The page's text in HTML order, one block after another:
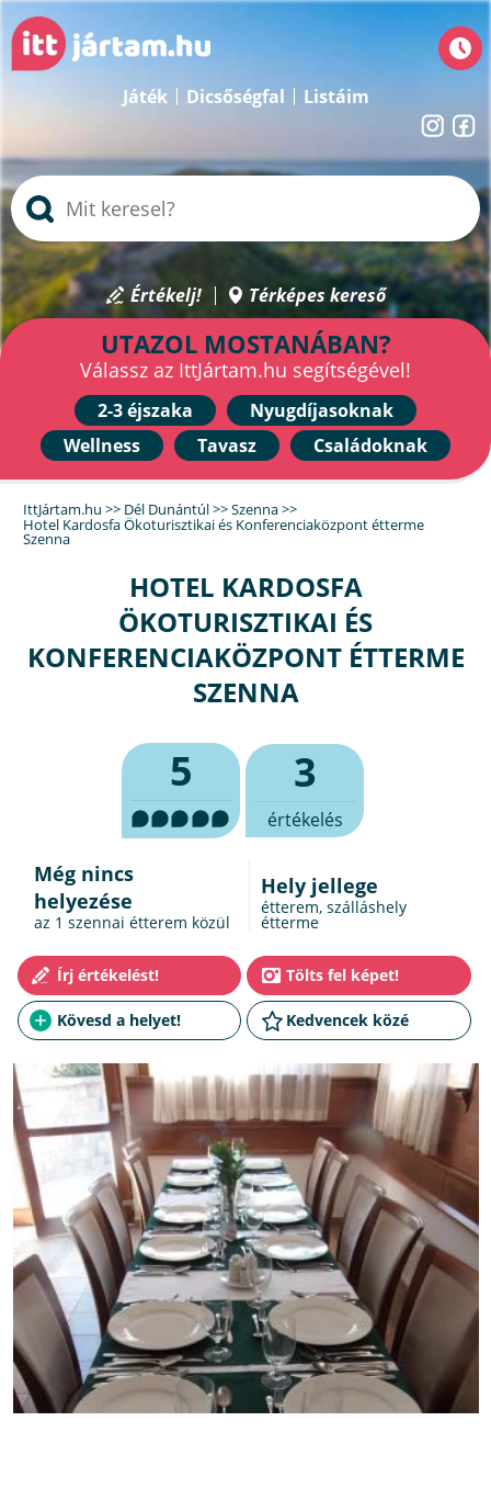
Játék Dicsőségfal Listáim
Értékelj! Térképes kereső
UTAZOL MOSTANÁBAN?
Válassz az IttJártam.hu segítségével!
2-3 éjszaka
Nyugdíjasoknak
Wellness
Tavasz Családoknak
IttJártam.hu >> Dél Dunántúl>>Szenna>>
Hotel Kardosfa Ökoturisztikai és Konferenciaközpont étterme
Szenna
HOTEL KARDOSFA
ÖKOTURISZTIKAI ÉS
KONFERENCIAKÖZPONT ÉTTERME
SZENNA
5 3
értékelés
Még nincs
helyezése
az 1szennai étterem közül
Hely jellege
étterem, szálláshely
étterme